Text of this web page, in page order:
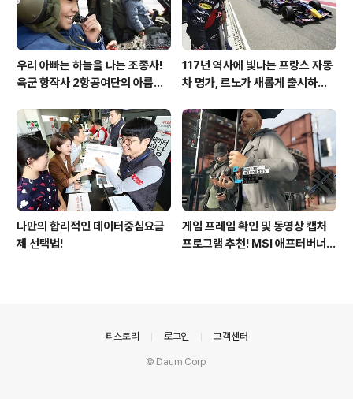
우리 아빠는 하늘을 나는 조종사!
육군 항작사 2항공여단의 아름다
117년 역사에 빛나는 프랑스 자동
차 명가, 르노가 새롭게 출시하는
나만의 합리적인 데이터중심요금
제 선택법!
게임 프레임 확인 및 동영상 캡처
프로그램 추천! MSI 애프터버너
티스토리 로그인 고객센터
© Daum Corp.